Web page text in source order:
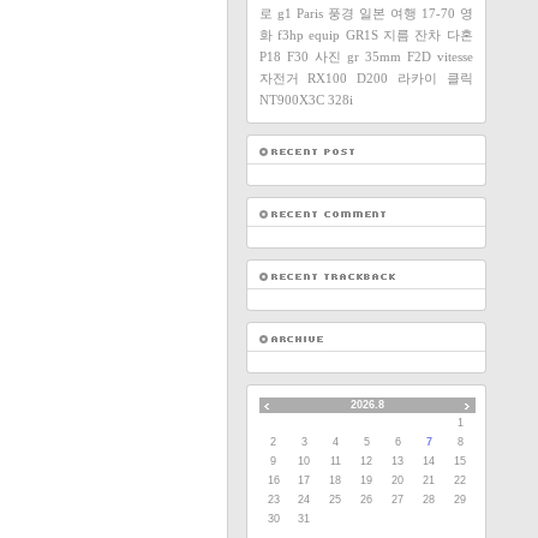
로 g1 Paris 풍경 일본 여행 17-70 영
화 f3hp equip GR1S 지름 잔차 다혼
P18 F30 사진 gr 35mm F2D vitesse
자전거
RX100 D200 라카이
클릭
NT900X3C 328i
2026.8
1
2
3 4 5 6 7
8
9
10 11 12 13 14
15
16
17 18 19 20 21
22
23
24 25 26 27 28
29
30
31